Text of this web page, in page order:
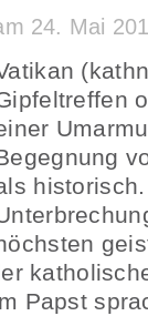
24. Mai
Papst